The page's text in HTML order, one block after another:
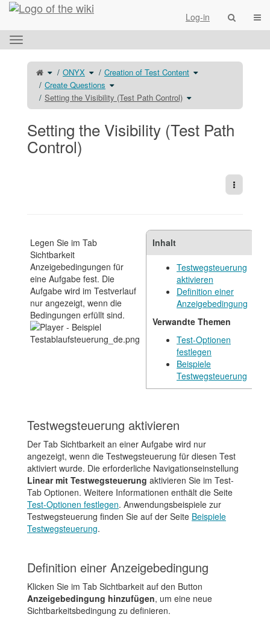
Home
Log-in
Toggle
the
horizontal
menu.
Toggle
theparent
tree
of
Setting
the
Visibility
(Test
Path
Control).
ONYX Toggle
thehierarchy
tree
under
ONYX.
Creation of Test Content Toggle
the
Create Questions Toggle
the
tree
under
Create
Questions.
Setting the Visibility (Test Path Control) Toggle
the
tree
under
Visibility
(Test
Path
Control).
Setting the Visibility (Test Path
Control)
More
Legen Sie im Tab
Sichtbarkeit
Anzeigebedingungen für
eine Aufgabe fest. Die
Aufgabe wird im Testverlauf
nur angezeigt, wenn die
Bedingungen erfüllt sind.
Inhalt
Testwegsteuerung
aktivieren
Definition einer
Anzeigebedingung
Verwandte Themen
Test-Optionen
festlegen
Beispiele
Testwegsteuerung
Testwegsteuerung aktivieren
Der Tab Sichtbarkeit an einer Aufgabe wird nur
angezeigt, wenn die Testwegsteuerung für diesen Test
aktiviert wurde. Die erforderliche Navigationseinstellung
Linear mit Testwegsteuerung aktivieren Sie im Test-
Tab Optionen. Weitere Informationen enthält die Seite
Test-Optionen festlegen. Anwendungsbeispiele zur
Testwegsteuerung finden Sie auf der Seite Beispiele
Testwegsteuerung.
Definition einer Anzeigebedingung
Klicken Sie im Tab Sichtbarkeit auf den Button
Anzeigebedingung hinzufügen, um eine neue
Sichtbarkeitsbedingung zu definieren.